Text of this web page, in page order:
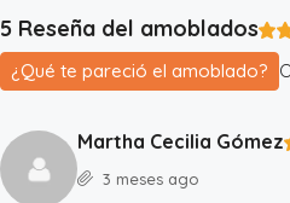
5 Reseña del amoblados
¿Qué te pareció el amoblado?
Martha Cecilia Gómez
3 meses ago